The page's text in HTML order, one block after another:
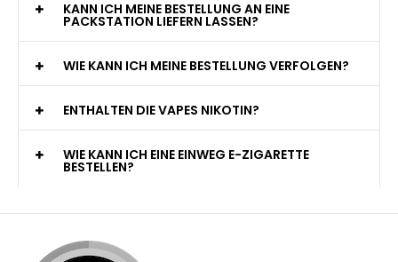
KANN ICH MEINE BESTELLUNG AN EINE
PACKSTATION LIEFERN LASSEN?
WIE KANN ICH MEINE BESTELLUNG VERFOLGEN?
ENTHALTEN DIE VAPES NIKOTIN?
WIE KANN ICH EINE EINWEG E-ZIGARETTE
BESTELLEN?